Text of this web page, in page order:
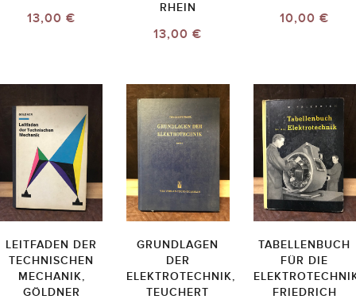
13,00 €
RHEIN
13,00 €
10,00 €
LEITFADEN DER
TECHNISCHEN
MECHANIK,
GÖLDNER
GRUNDLAGEN
DER
ELEKTROTECHNIK,
TEUCHERT
TABELLENBUCH
FÜR DIE
FRIEDRICH